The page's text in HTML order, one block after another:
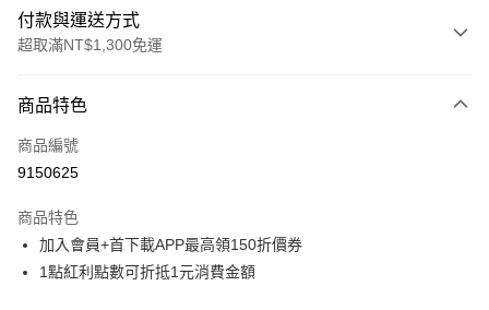
付款與運送方式
超取滿NT$1,300免運
信用卡一次付款
超商取貨付款
Apple Pay
悠遊付
商品特色
商品編號
9150625
商品特色
加入會員+首下載APP最高領150折價券
1點紅利點數可折抵1元消費金額